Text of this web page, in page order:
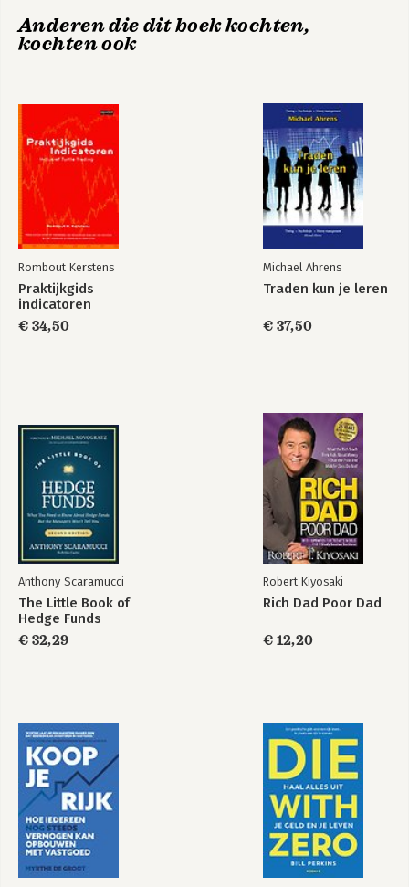
technische analyse
Bekijk alle boeken
moneymanagement
Anderen die dit boek kochten,
kochten ook
Rombout Kerstens
Praktijkgids
indicatoren
€ 34,50
Michael Ahrens
Traden kun je leren
€ 37,50
Anthony Scaramucci
The Little Book of
Hedge Funds
€ 32,29
Robert Kiyosaki
Rich Dad Poor Dad
€ 12,20